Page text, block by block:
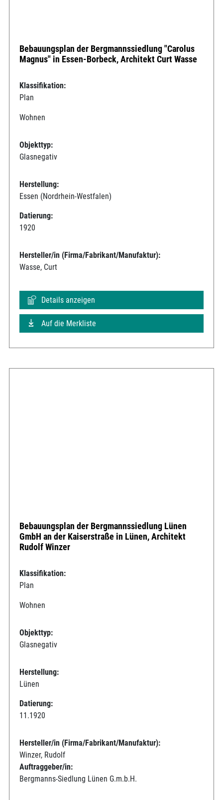
Bebauungsplan der Bergmannssiedlung "Carolus
Magnus" in Essen-Borbeck, Architekt Curt Wasse
Klassifikation:
Plan
Wohnen
Objekttyp:
Glasnegativ
Herstellung:
Essen (Nordrhein-Westfalen)
Datierung:
1920
Hersteller/in (Firma/Fabrikant/Manufaktur):
Wasse, Curt
Details anzeigen
Auf die Merkliste
Bebauungsplan der Bergmannssiedlung Lünen
GmbH an der Kaiserstraße in Lünen, Architekt
Rudolf Winzer
Klassifikation:
Plan
Wohnen
Objekttyp:
Glasnegativ
Herstellung:
Lünen
Datierung:
11.1920
Hersteller/in (Firma/Fabrikant/Manufaktur):
Winzer, Rudolf
Auftraggeber/in:
Bergmanns-Siedlung Lünen G.m.b.H.